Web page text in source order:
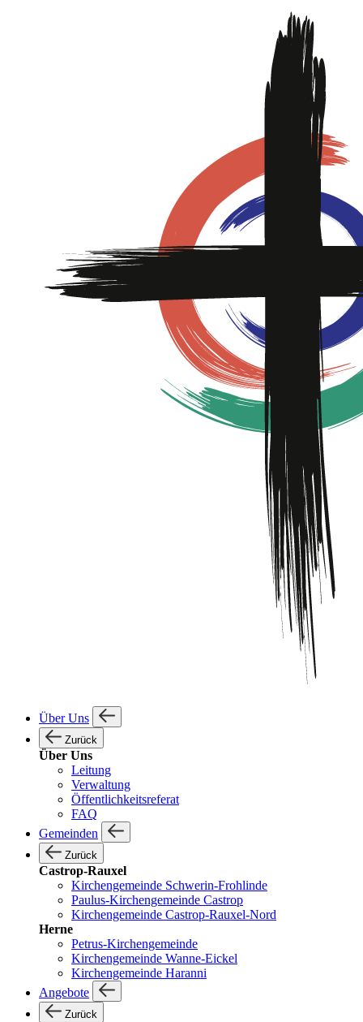
Über Uns
Zurück
Über Uns
Leitung
Verwaltung
Öffentlichkeitsreferat
FAQ
Gemeinden
Zurück
Castrop-Rauxel
Kirchengemeinde Schwerin-Frohlinde
Paulus-Kirchengemeinde Castrop
Kirchengemeinde Castrop-Rauxel-Nord
Herne
Petrus-Kirchengemeinde
Kirchengemeinde Wanne-Eickel
Kirchengemeinde Haranni
Angebote
Zurück